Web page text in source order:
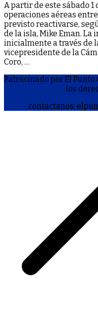
A partir de este sábado 1
operaciones aéreas
previsto reactivarse,
de la isla, Mike Eman.
inicialmente a través de
vicepresidente de la
Coro, …
Patrocinado por El
los
contactanos: